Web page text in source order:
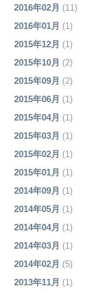
2016年02月 (11)
2016年01月 (1)
2015年12月 (1)
2015年10月 (2)
2015年09月 (2)
2015年06月 (1)
2015年04月 (1)
2015年03月 (1)
2015年02月 (1)
2015年01月 (1)
2014年09月 (1)
2014年05月 (1)
2014年04月 (1)
2014年03月 (1)
2014年02月 (5)
2013年11月 (1)